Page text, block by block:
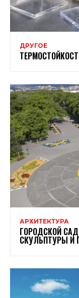
ДРУГОЕ
АРХИТЕКТУРА
ГОРОДСКОЙ
СКУЛЬПТУРЫ И